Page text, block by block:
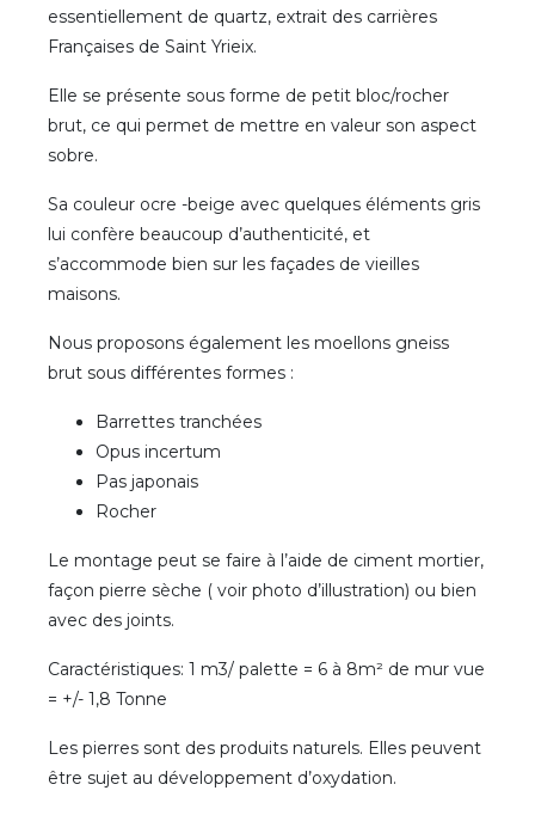
essentiellement de quartz, extrait des carrières
Françaises de Saint Yrieix.
Elle se présente sous forme de petit bloc/rocher
brut, ce qui permet de mettre en valeur son aspect
sobre.
Sa couleur ocre -beige avec quelques éléments gris
lui confère beaucoup d’authenticité, et
s’accommode bien sur les façades de vieilles
maisons.
Nous proposons également les moellons gneiss
brut sous différentes formes :
Barrettes tranchées
Opus incertum
Pas japonais
Rocher
Le montage peut se faire à l’aide de ciment mortier,
façon pierre sèche ( voir photo d’illustration) ou bien
avec des joints.
Caractéristiques: 1 m3/ palette = 6 à 8m² de mur vue
= +/- 1,8 Tonne
Les pierres sont des produits naturels. Elles peuvent
être sujet au développement d’oxydation.